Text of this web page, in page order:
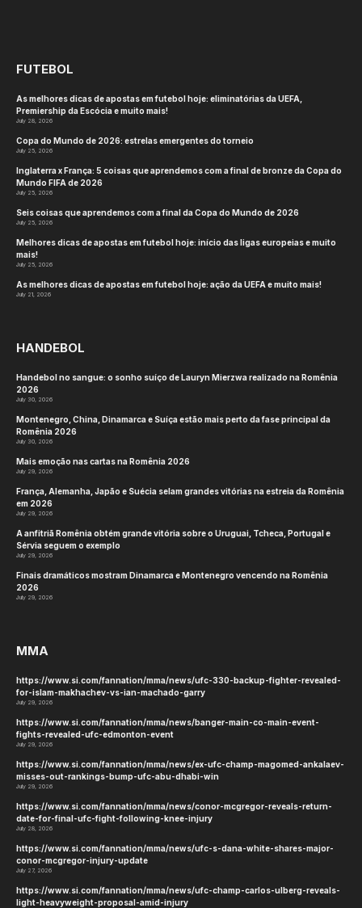
FUTEBOL
As melhores dicas de apostas em futebol hoje: eliminatórias da UEFA,
Premiership da Escócia e muito mais!
July 28, 2026
Copa do Mundo de 2026: estrelas emergentes do torneio
July 25, 2026
Inglaterra x França: 5 coisas que aprendemos com a final de bronze da Copa do
Mundo FIFA de 2026
July 25, 2026
Seis coisas que aprendemos com a final da Copa do Mundo de 2026
July 25, 2026
Melhores dicas de apostas em futebol hoje: início das ligas europeias e muito
mais!
July 25, 2026
As melhores dicas de apostas em futebol hoje: ação da UEFA e muito mais!
July 21, 2026
HANDEBOL
Handebol no sangue: o sonho suíço de Lauryn Mierzwa realizado na Romênia
2026
July 30, 2026
Montenegro, China, Dinamarca e Suíça estão mais perto da fase principal da
Romênia 2026
July 30, 2026
Mais emoção nas cartas na Romênia 2026
July 29, 2026
França, Alemanha, Japão e Suécia selam grandes vitórias na estreia da Romênia
em 2026
July 29, 2026
A anfitriã Romênia obtém grande vitória sobre o Uruguai, Tcheca, Portugal e
Sérvia seguem o exemplo
July 29, 2026
Finais dramáticos mostram Dinamarca e Montenegro vencendo na Romênia
2026
July 29, 2026
MMA
https://www.si.com/fannation/mma/news/ufc-330-backup-fighter-revealed-
for-islam-makhachev-vs-ian-machado-garry
July 29, 2026
https://www.si.com/fannation/mma/news/banger-main-co-main-event-
fights-revealed-ufc-edmonton-event
July 29, 2026
https://www.si.com/fannation/mma/news/ex-ufc-champ-magomed-ankalaev-
misses-out-rankings-bump-ufc-abu-dhabi-win
July 29, 2026
https://www.si.com/fannation/mma/news/conor-mcgregor-reveals-return-
date-for-final-ufc-fight-following-knee-injury
July 28, 2026
https://www.si.com/fannation/mma/news/ufc-s-dana-white-shares-major-
conor-mcgregor-injury-update
July 27, 2026
https://www.si.com/fannation/mma/news/ufc-champ-carlos-ulberg-reveals-
light-heavyweight-proposal-amid-injury